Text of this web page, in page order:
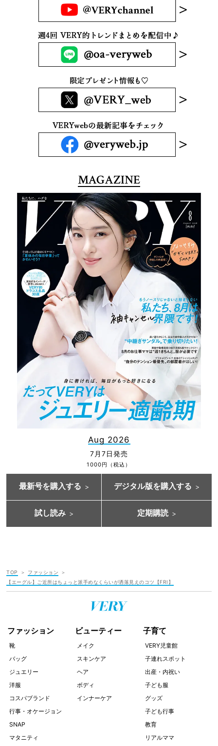
MAGAZINE
Aug 2026
7月7日発売
1000円（税込）
最新号を購入する デジタル版を購入する
試し読み 定期購読
TOP
ファッション
【エーグル】ご近所はちょっと派手めなくらいが洒落見えのコツ【FRI】
ファッション
靴
バッグ
ジュエリー
洋服
コスパブランド
行事・オケージョン
SNAP
マタニティ
ビューティー
メイク
スキンケア
ヘア
ボディ
インナーケア
子育て
VERY児童館
子連れスポット
出産・内祝い
子ども服
グッズ
子ども行事
教育
リアルママ